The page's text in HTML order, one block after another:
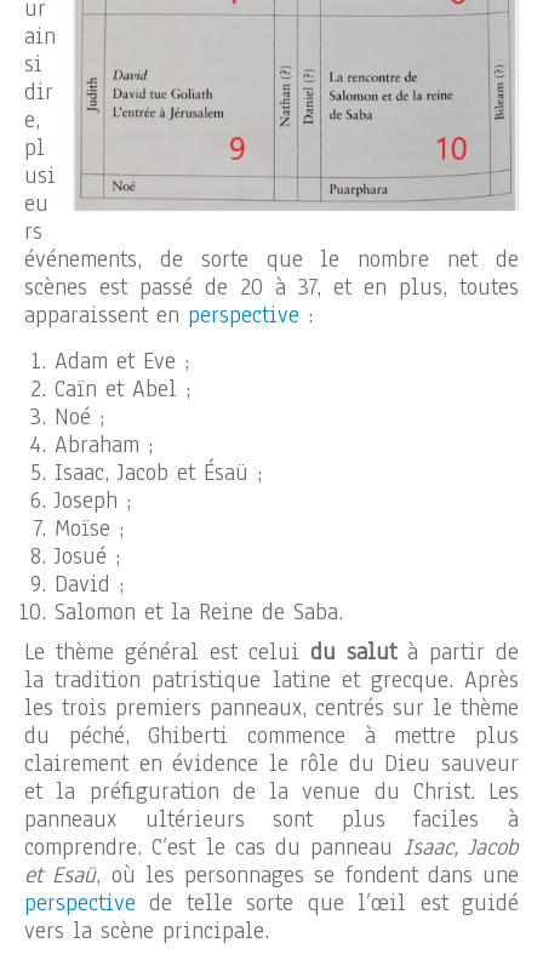
ur
ain
si
dir
e,
pl
usi
eu
rs
événements, de sorte que le nombre net de
scènes est passé de 20 à 37, et en plus, toutes
apparaissent en perspective :
Adam et Eve ;
Caïn et Abel ;
Noé ;
Abraham ;
Isaac, Jacob et Ésaü ;
Joseph ;
Moïse ;
Josué ;
David ;
Salomon et la Reine de Saba.
Le thème général est celui du salutà partir de
la tradition patristique latine et grecque. Après
les trois premiers panneaux, centrés sur le thème
du péché, Ghiberti commence à mettre plus
clairement en évidence le rôle du Dieu sauveur
et la préfiguration de la venue du Christ. Les
panneaux ultérieurs sont plus faciles à
comprendre. C’est le cas du panneau Isaac, Jacob
et Esaü, où les personnages se fondent dans une
perspective de telle sorte que l’œil est guidé
vers la scène principale.